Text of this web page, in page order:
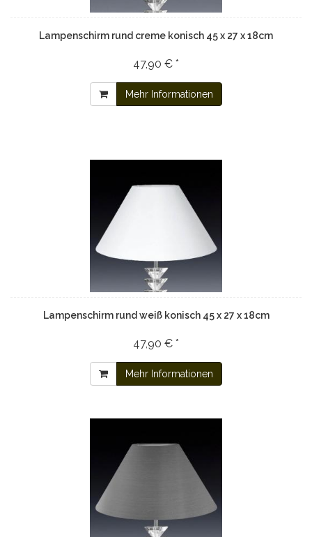
Lampenschirm rund creme konisch 45 x 27 x 18cm
47,90 € *
Mehr Informationen
Lampenschirm rund weiß konisch 45 x 27 x 18cm
47,90 € *
Mehr Informationen